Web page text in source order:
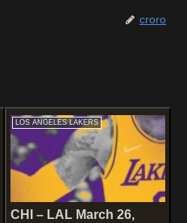
croro
LOS ANGELES LAKERS
CHI – LAL March 26,